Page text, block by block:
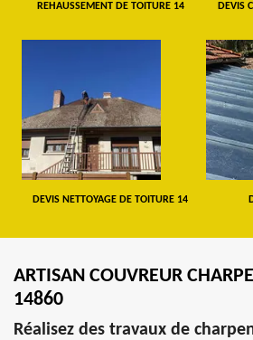
REHAUSSEMENT DE TOITURE 14 DEVIS
DEVIS NETTOYAGE DE TOITURE 14
ARTISAN COUVREUR
14860
Réalisez des travaux de